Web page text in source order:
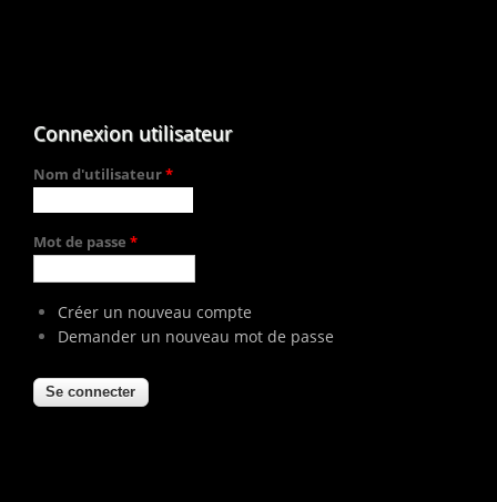
Connexion utilisateur
Nom d'utilisateur*
Mot de passe *
Créer un nouveau compte
Demander un nouveau mot de passe